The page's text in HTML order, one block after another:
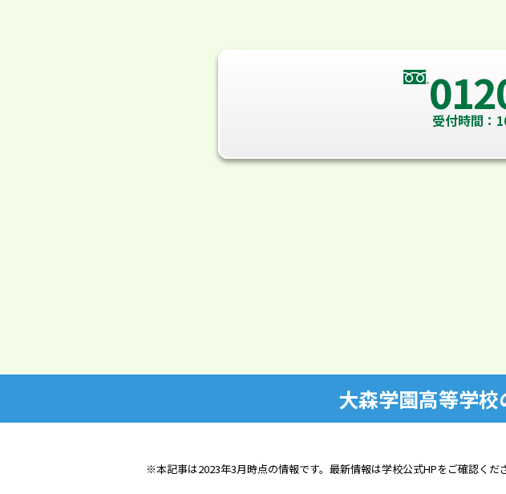
受付時間：
大森学園高等学
※本記事は2023年3月時点の情報です。最新情報は学校公式HPをご確認くださ